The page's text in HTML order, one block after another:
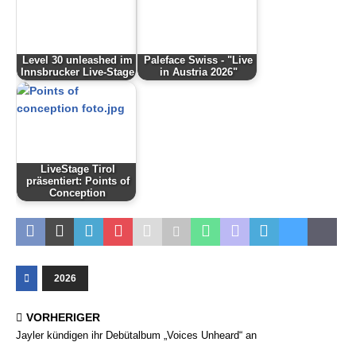
Level 30 unleashed im
Innsbrucker Live-Stage
Paleface Swiss - "Live
in Austria 2026"
LiveStage Tirol
präsentiert: Points of
Conception
2026
VORHERIGER
Jayler kündigen ihr Debütalbum „Voices Unheard“ an